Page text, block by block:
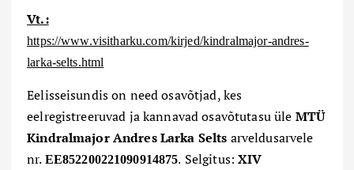
Vt.:
https://www.visitharku.com/kirjed/kindralmajor-andres-
larka-selts.html
Eelisseisundis on need osavõtjad, kes
eelregistreeruvad ja kannavad osavõtutasu üle MTÜ
Kindralmajor Andres Larka Selts arveldusarvele
nr. EE852200221090914875. Selgitus:XIV